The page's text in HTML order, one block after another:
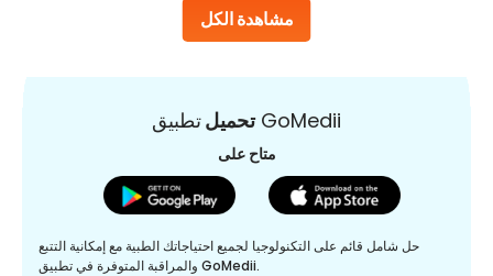
مشاهدة الكل
تحميلتطبيق GoMedii
متاح على
حل شامل قائم على التكنولوجيا لجميع احتياجاتك الطبية مع إمكانية التتبع
والمراقبة المتوفرة في تطبيق GoMedii.